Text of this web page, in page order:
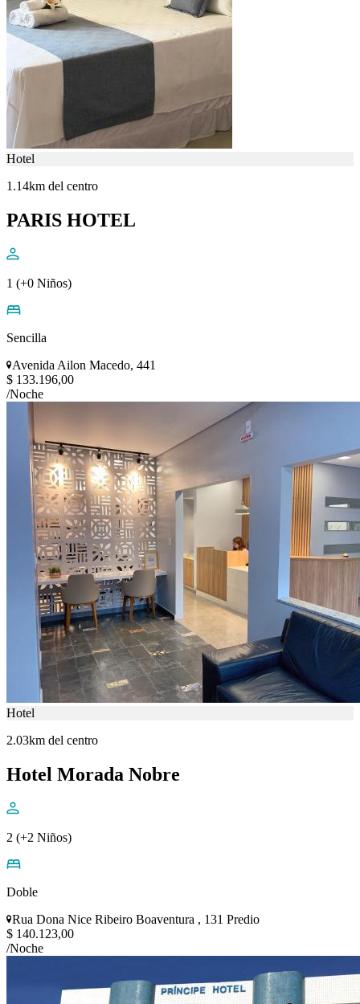
Hotel
1.14km del centro
PARIS HOTEL
1 (+0 Niños)
Sencilla
Avenida Ailon Macedo, 441
$ 133.196,00
/Noche
Hotel
2.03km del centro
Hotel Morada Nobre
2 (+2 Niños)
Doble
Rua Dona Nice Ribeiro Boaventura , 131 Predio
$ 140.123,00
/Noche